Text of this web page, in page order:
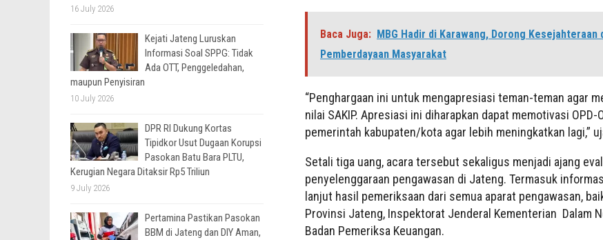
Baca Juga: MBG Hadir di Karawang, Dorong Kesejahteraan
Pemberdayaan Masyarakat
“Penghargaan ini untuk mengapresiasi teman-teman agar
nilai SAKIP. Apresiasi ini diharapkan dapat memotivasi OPD-
pemerintah kabupaten/kota agar lebih meningkatkan lagi,”
Setali tiga uang, acara tersebut sekaligus menjadi ajang
penyelenggaraan pengawasan di Jateng. Termasuk
lanjut hasil pemeriksaan dari semua aparat pengawasan,
Provinsi Jateng, Inspektorat Jenderal Kementerian Dalam
Badan Pemeriksa Keuangan.
16 July 2026
Kejati Jateng Luruskan
Informasi Soal SPPG: Tidak
Ada OTT, Penggeledahan,
maupun Penyisiran
10 July 2026
DPR RI Dukung Kortas
Tipidkor Usut Dugaan Korupsi
Pasokan Batu Bara PLTU,
Kerugian Negara Ditaksir Rp5 Triliun
9 July 2026
Pertamina Pastikan Pasokan
BBM di Jateng dan DIY Aman,